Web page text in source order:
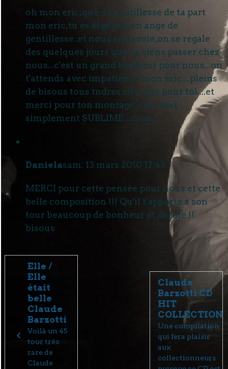
oh mon eric,que de gentillesse de ta part
mon eric,tu es si gentil,un ange de
gentillesse..et nous en savoie,on se regale
des quelques jours que tu viens passer chez
nous...c'est un grand bonheur pour nous...on
t'attends avec impatience mon eric....pleins
de bisous tous tndres rien que pour toi....et
merci pour ton montage,c'est tout
simplement SUBLIME....mimi
Danielasam. 13 mars 2010 17:43
MERCI pour cette pensée pour nous et cette
belle composition !!! Qu'il t'apporte à son
tour beaucoup de bonheur et de joie !!
bisous
Elle /
Elle
était
belle
Claude
Barzotti
Voilà un 45
tour très
rare de
Claude
Claude
Barzotti CD
HIT
COLLECTION
Une compilation
qui fera plaisir
aux
collectionneurs